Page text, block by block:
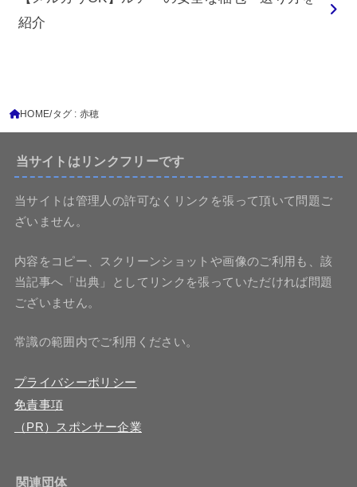
紹介
HOME タグ : 赤穂
当サイトはリンクフリーです
当サイトは管理人の許可なくリンクを張って頂いて問題ご
ざいません。
内容をコピー、スクリーンショットや画像のご利用も、該
当記事へ「出典」としてリンクを張っていただければ問題
ございません。
常識の範囲内でご利用ください。
プライバシーポリシー
免責事項
（PR）スポンサー企業
関連団体